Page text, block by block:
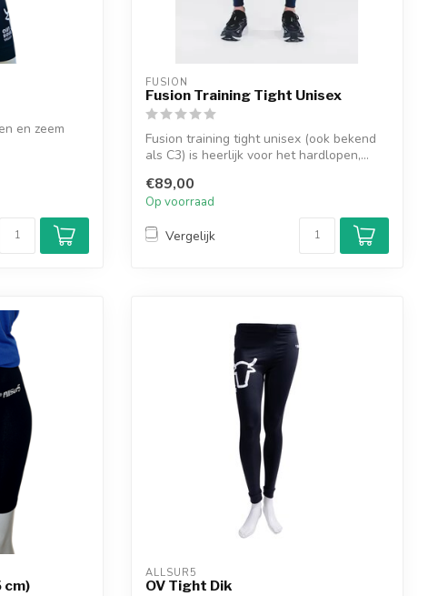
en zeem
FUSION
Fusion Training Tight Unisex
Fusion training tight unisex (ook bekend
als C3) is heerlijk voor het hardlopen,...
€89,00
Op voorraad
Vergelijk
cm)
ALLSUR5
OV Tight Dik